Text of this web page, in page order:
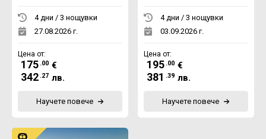
4 дни / 3 нощувки
27.08.2026 г.
Цена от:
175 .00 €
342 .27 лв.
Научете повече
4 дни / 3 нощувки
03.09.2026 г.
Цена от:
195 .00 €
381 .39 лв.
Научете повече